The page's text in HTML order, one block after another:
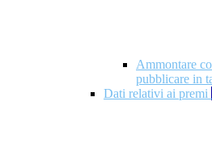
Ammontare
pubblicare in
Dati relativi ai premi